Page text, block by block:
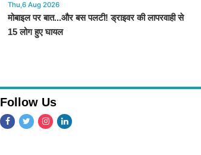
Thu,6 Aug 2026
मोबाइल पर बात...और बस पलटी! ड्राइवर की लापरवाही से
15 लोग हुए घायल
Follow Us